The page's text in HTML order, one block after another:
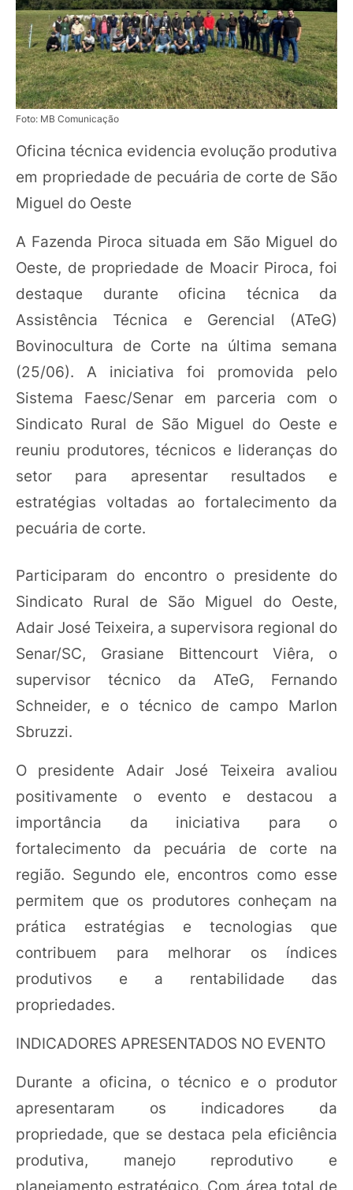
Foto: MB Comunicação
Oficina técnica evidencia evolução produtiva
em propriedade de pecuária de corte de São
Miguel do Oeste
A Fazenda Piroca situada em São Miguel do
Oeste, de propriedade de Moacir Piroca, foi
destaque durante oficina técnica da
Assistência Técnica e Gerencial (ATeG)
Bovinocultura de Corte na última semana
(25/06). A iniciativa foi promovida pelo
Sistema Faesc/Senar em parceria com o
Sindicato Rural de São Miguel do Oeste e
reuniu produtores, técnicos e lideranças do
setor para apresentar resultados e
estratégias voltadas ao fortalecimento da
pecuária de corte.
Participaram do encontro o presidente do
Sindicato Rural de São Miguel do Oeste,
Adair José Teixeira, a supervisora regional do
Senar/SC, Grasiane Bittencourt Viêra, o
supervisor técnico da ATeG, Fernando
Schneider, e o técnico de campo Marlon
Sbruzzi.
O presidente Adair José Teixeira avaliou
positivamente o evento e destacou a
importância da iniciativa para o
fortalecimento da pecuária de corte na
região. Segundo ele, encontros como esse
permitem que os produtores conheçam na
prática estratégias e tecnologias que
contribuem para melhorar os índices
produtivos e a rentabilidade das
propriedades.
INDICADORES APRESENTADOS NO EVENTO
Durante a oficina, o técnico e o produtor
apresentaram os indicadores da
propriedade, que se destaca pela eficiência
produtiva, manejo reprodutivo e
planejamento estratégico. Com área total de